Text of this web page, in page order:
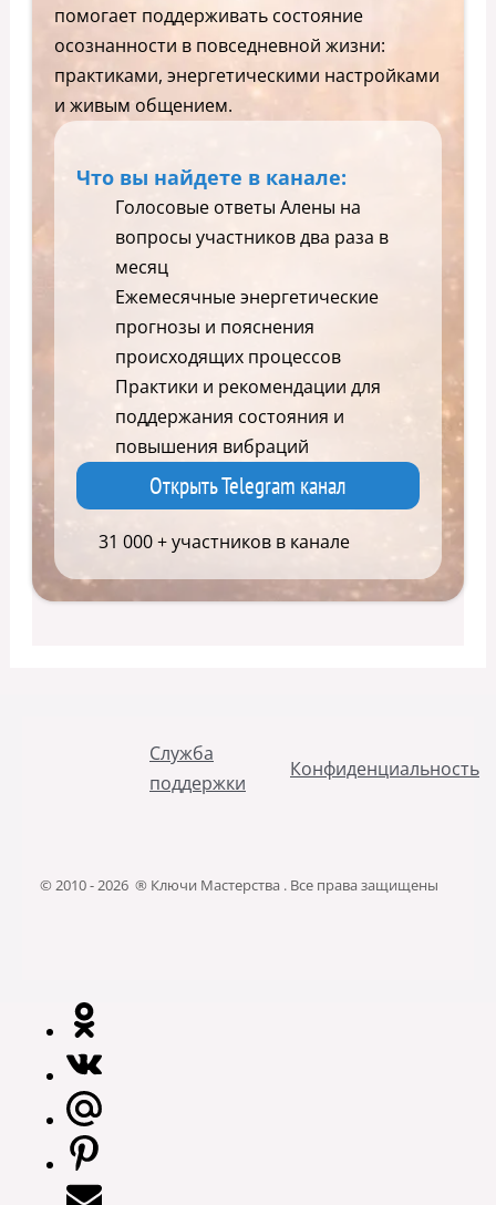
помогает поддерживать состояние
осознанности в повседневной жизни:
практиками, энергетическими настройками
и живым общением.
Что вы найдете в канале:
Голосовые ответы Алены на
вопросы участников два раза в
месяц
Ежемесячные энергетические
прогнозы и пояснения
происходящих процессов
Практики и рекомендации для
поддержания состояния и
повышения вибраций
Открыть Telegram канал
31 000 + участников в канале
Служба
поддержки
Конфиденциальность
© 2010 - 2026 ® Ключи Мастерства . Все права защищены